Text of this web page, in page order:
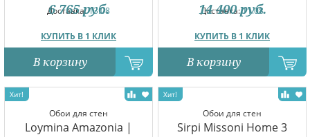
Доставка:13.08
КУПИТЬ В 1 КЛИК
6 765 руб.
В корзину
Доставка:11.08
КУПИТЬ В 1 КЛИК
14 400 руб.
В корзину
Обои для стен
Loymina Amazonia |
Обои для стен
Sirpi Missoni Home 3